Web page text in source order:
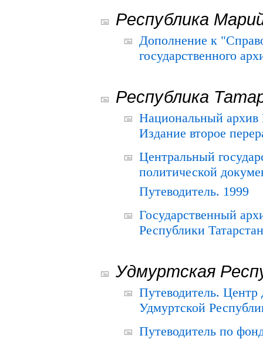
Республика
Дополнение к
государственного
Республика
Национальный архив
Издание второе
Центральный
политической
Путеводитель. 1999
Государственный
Республики
Удмуртская
Путеводитель.
Удмуртской
Путеводитель по